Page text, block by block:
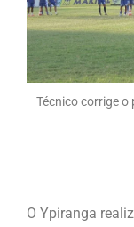
Técnico corrige o
O Ypiranga